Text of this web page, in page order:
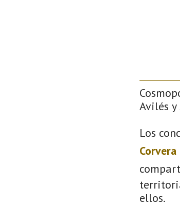
Avilés
Los
ellos.